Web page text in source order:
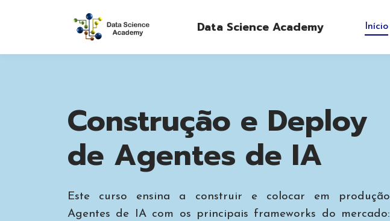
Data Science Academy Início
Construção e Deploy
de Agentes de IA
Este curso ensina a construir e colocar em produção
Agentes de IA com os principais frameworks do mercado: